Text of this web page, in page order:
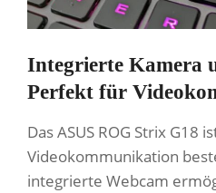
Integrierte Kamera
Perfekt für
Das ASUS ROG Strix G18
Videokommunikation
integrierte Webcam